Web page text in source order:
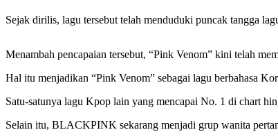
Sejak dirilis, lagu tersebut telah menduduki puncak tangga
Menambah pencapaian tersebut, “Pink Venom” kini telah
Hal itu menjadikan “Pink Venom” sebagai lagu berbahasa
Satu-satunya lagu Kpop lain yang mencapai No. 1 di chart
Selain itu, BLACKPINK sekarang menjadi grup wanita